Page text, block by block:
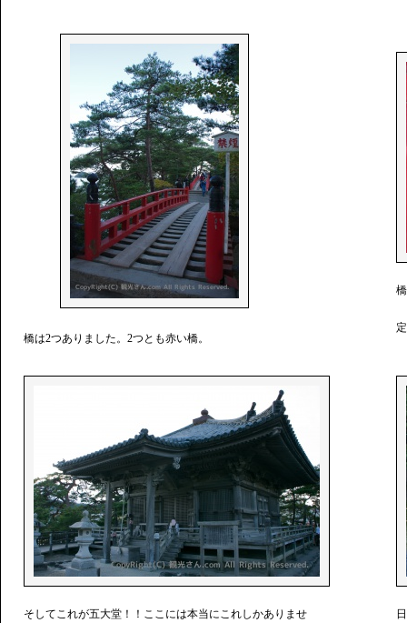
橋は2つありました。2つとも赤い橋。
そしてこれが五大堂！！ここには本当にこれしかありませ